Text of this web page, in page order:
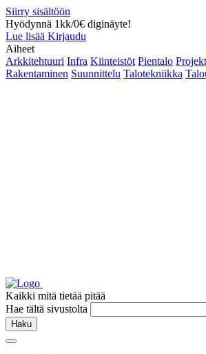
Siirry sisältöön
Hyödynnä 1kk/0€ diginäyte!
Lue lisää Kirjaudu
Aiheet
Arkkitehtuuri Infra Kiinteistöt Pientalo
Rakentaminen Suunnittelu Talotekniikka
Kaikki mitä tietää pitää
Hae tältä sivustolta
Haku